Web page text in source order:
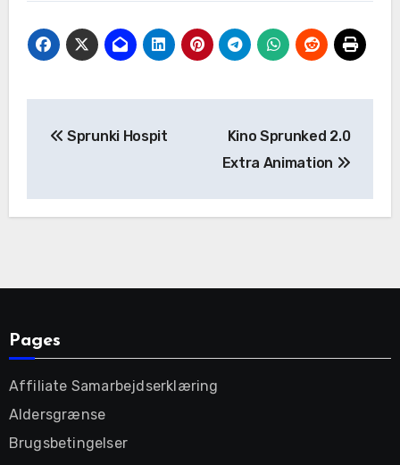
navigation
Sprunki Hospit
Kino Sprunked 2.0
Extra Animation
Pages
Affiliate Samarbejdserklæring
Aldersgrænse
Brugsbetingelser